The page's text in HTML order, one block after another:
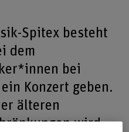
Spitex besteht
dem
bei
Konzert geben.
älteren
wird